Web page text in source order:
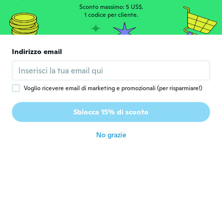
R Iscrizione dal 2018 · 5 recensioni · 1 caricamenti
My bf and I love these! They are so
beautiful, fit just right, and are altogether
perfect!
circa 6 anni fa
katie
Iscrizione dal 2019 · 3 recensioni
Sconto massimo: 5 US$.
1 codice per cliente.
Indirizzo email
Voglio ricevere email di marketing e promozionali (per risparmiare!)
Sblocca 15% di sconto
No grazie